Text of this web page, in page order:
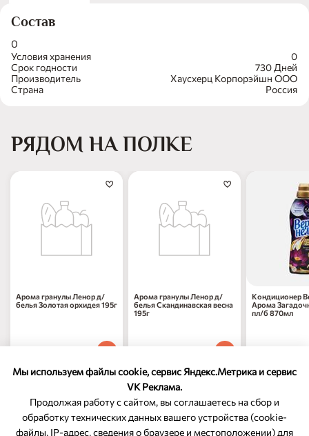
Мы используем файлы cookie, сервис Яндекс.Метрика и сервис
VK Реклама.
Продолжая работу с сайтом, вы соглашаетесь на сбор и
обработку технических данных вашего устройства (cookie-
файлы, IP-адрес, сведения о браузере и местоположении) для
Условия хранения
0
Срок годности
730 Дней
Производитель
Хаусхерц Корпорэйшн ООО
Страна
Россия
Состав
0
РЯДОМ НА ПОЛКЕ
Арома гранулы Ленор д/
белья Золотая орхидея 195г
Арома гранулы Ленор д/
белья Скандинавская весна
195г
Кондиционер
Арома
пл/б 870мл